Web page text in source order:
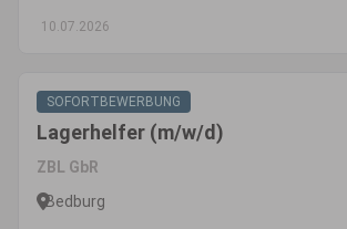
10.07.2026
SOFORTBEWERBUNG
Lagerhelfer (m/w/d)
ZBL GbR
Bedburg